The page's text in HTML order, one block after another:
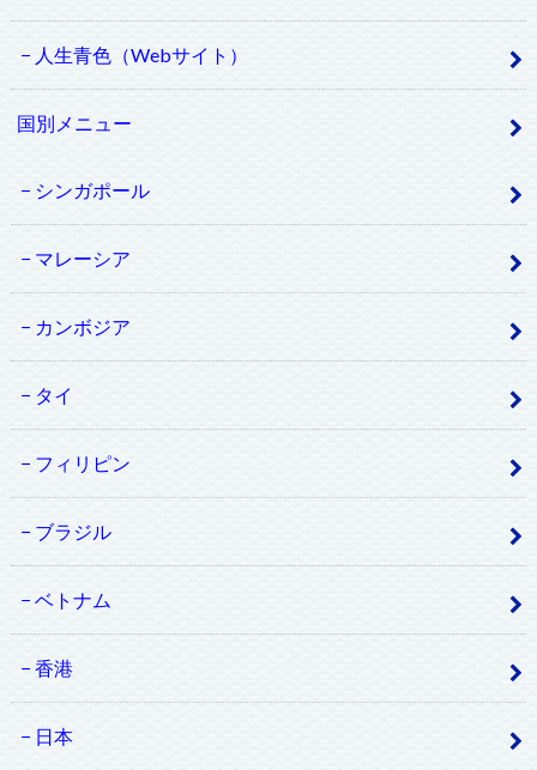
人生青色（Webサイト）
国別メニュー
シンガポール
マレーシア
カンボジア
タイ
フィリピン
ブラジル
ベトナム
香港
日本